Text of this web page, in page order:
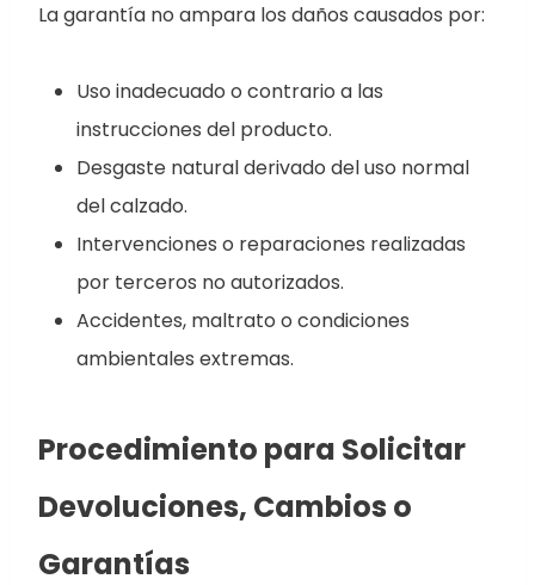
La garantía no ampara los daños causados por:
Uso inadecuado o contrario a las
instrucciones del producto.
Desgaste natural derivado del uso normal
del calzado.
Intervenciones o reparaciones realizadas
por terceros no autorizados.
Accidentes, maltrato o condiciones
ambientales extremas.
Procedimiento para Solicitar
Devoluciones, Cambios o
Garantías